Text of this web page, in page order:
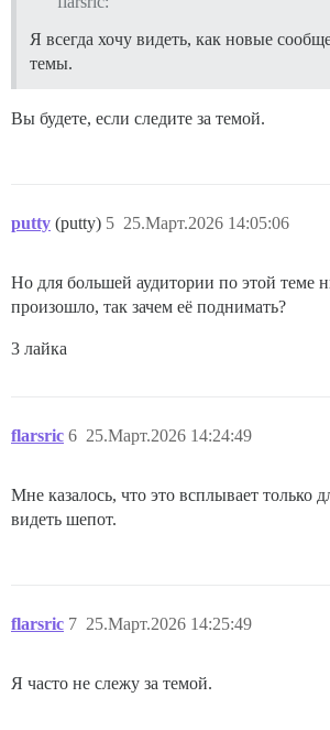
Я всегда хочу видеть, как новые
темы.
Вы будете, если следите за темой.
putty (putty) 25.Март.2026 14:05:06
5
Но для большей аудитории по этой теме
произошло, так зачем её поднимать?
3 лайка
flarsric 25.Март.2026 14:24:49
6
Мне казалось, что это всплывает только
видеть шепот.
flarsric 25.Март.2026 14:25:49
7
Я часто не слежу за темой.